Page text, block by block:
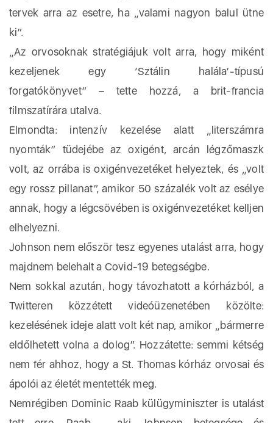
tervek arra az esetre, ha „valami nagyon balul ütne
ki”.
„Az orvosoknak stratégiájuk volt arra, hogy miként
kezeljenek egy ‘Sztálin halála’-típusú
forgatókönyvet” – tette hozzá, a brit-francia
filmszatírára utalva.
Elmondta: intenzív kezelése alatt „literszámra
nyomták” tüdejébe az oxigént, arcán légzőmaszk
volt, az orrába is oxigénvezetéket helyeztek, és „volt
egy rossz pillanat”, amikor 50 százalék volt az esélye
annak, hogy a légcsövében is oxigénvezetéket kelljen
elhelyezni.
Johnson nem először tesz egyenes utalást arra, hogy
majdnem belehalt a Covid-19 betegségbe.
Nem sokkal azután, hogy távozhatott a kórházból, a
Twitteren közzétett videóüzenetében közölte:
kezelésének ideje alatt volt két nap, amikor „bármerre
eldőlhetett volna a dolog”. Hozzátette: semmi kétség
nem fér ahhoz, hogy a St. Thomas kórház orvosai és
ápolói az életét mentették meg.
Nemrégiben Dominic Raab külügyminiszter is utalást